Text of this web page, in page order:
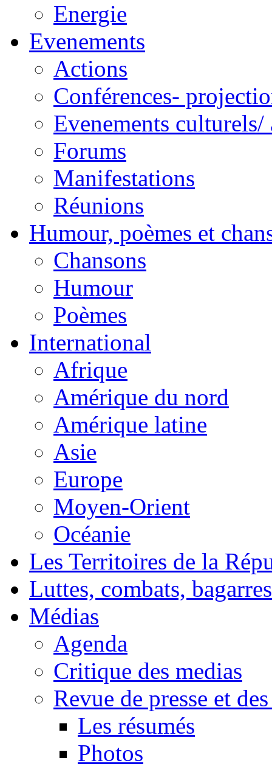
Energie
Evenements
Actions
Conférences-
Evenements culturels/
Forums
Manifestations
Réunions
Humour, poèmes et
Chansons
Humour
Poèmes
International
Afrique
Amérique du nord
Amérique latine
Asie
Europe
Moyen-Orient
Océanie
Les Territoires de la
Luttes, combats, bagarres
Médias
Agenda
Critique des medias
Revue de presse et
Les résumés
Photos